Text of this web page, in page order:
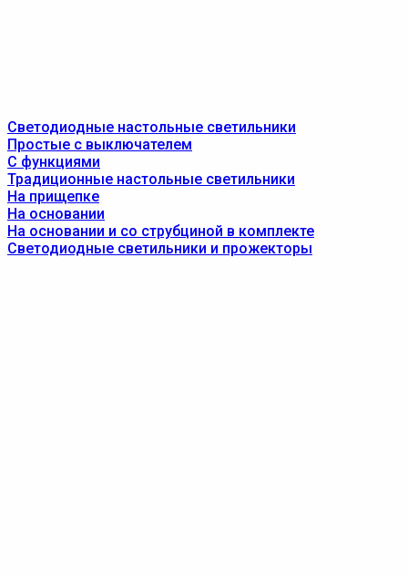
Светодиодные настольные светильники
Простые с выключателем
С функциями
Традиционные настольные светильники
На прищепке
На основании
На основании и со струбциной в комплекте
Светодиодные светильники и прожекторы